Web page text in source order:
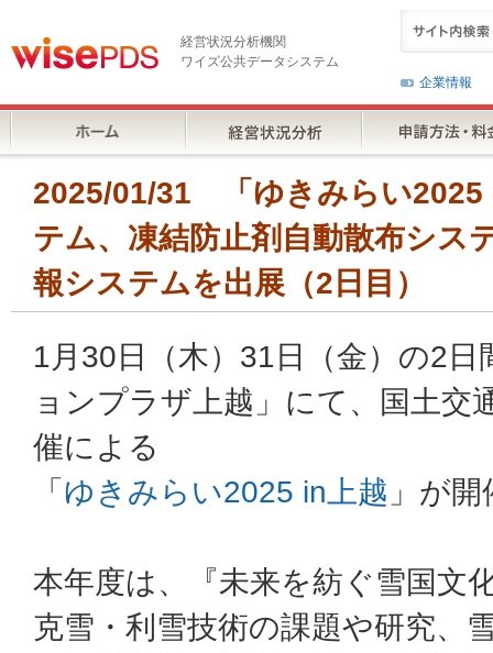
経営状況分析機関
ワイズ公共データシステム
企業情報
2025/01/31 「ゆきみらい2025
テム、凍結防止剤自動散布シス
報システムを出展（2日目）
1月30日（木）31日（金）の2
ョンプラザ上越」にて、国土交
催による
「 ゆきみらい2025 in上越 」が
本年度は、『未来を紡ぐ雪国文
克雪・利雪技術の課題や研究、